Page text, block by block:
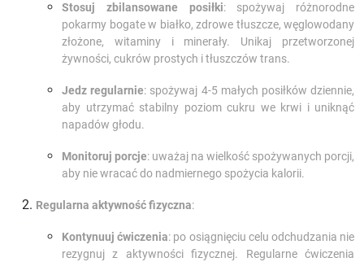
Stosuj zbilansowane posiłki: spożywaj różnorodne
pokarmy bogate w białko, zdrowe tłuszcze, węglowodany
złożone, witaminy i minerały. Unikaj przetworzonej
żywności, cukrów prostych i tłuszczów trans.
Jedz regularnie: spożywaj 4-5 małych posiłków dziennie,
aby utrzymać stabilny poziom cukru we krwi i uniknąć
napadów głodu.
Monitoruj porcje: uważaj na wielkość spożywanych porcji,
aby nie wracać do nadmiernego spożycia kalorii.
Regularna aktywność fizyczna:
Kontynuuj ćwiczenia: po osiągnięciu celu odchudzania nie
rezygnuj z aktywności fizycznej. Regularne ćwiczenia